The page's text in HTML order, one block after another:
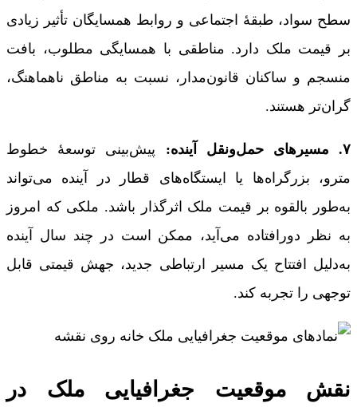
سطح سواد، طبقۀ اجتماعی و روابط همسایگان تأثیر زیادی
بر قیمت ملک دارد. مناطقی با همسایگی مطلوب، بافت
منسجم و ساکنان قانون‌مدار، نسبت به مناطق ناهماهنگ،
گران‌تر هستند.
۷. مسیرهای حمل‌ونقل آینده:
پیش‌بینی توسعۀ خطوط
مترو، بزرگراه‌ها یا ایستگاه‌های قطار در آینده می‌تواند
به‌طور بالقوه بر قیمت ملک اثرگذار باشد. ملکی که امروز
به نظر دورافتاده می‌آید، ممکن است در چند سال آینده
به‌دلیل افتتاح یک مسیر ارتباطی جدید، جهش قیمتی قابل
توجهی را تجربه کند.
نقش موقعیت جغرافیایی ملک در